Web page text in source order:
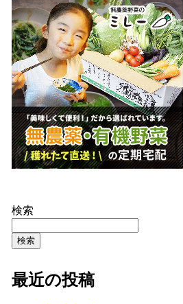
検索
検索
最近の投稿